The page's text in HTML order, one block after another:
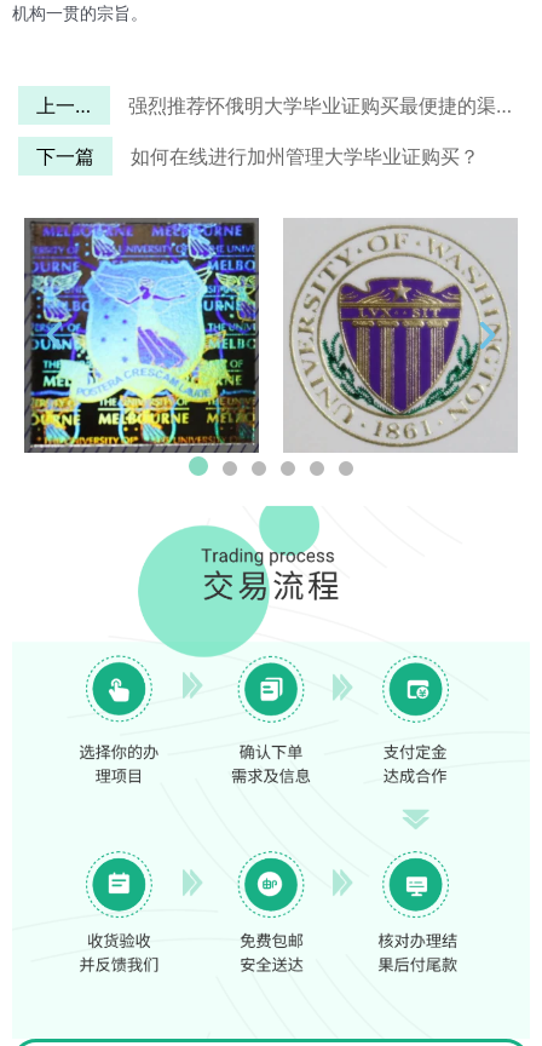
机构一贯的宗旨。
上一篇 强烈推荐怀俄明大学毕业证购买最便捷的渠道！
下一篇 如何在线进行加州管理大学毕业证购买？